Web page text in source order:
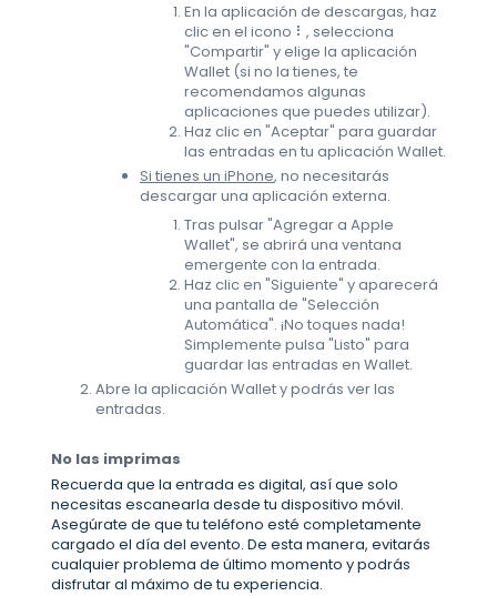
En la aplicación de descargas, haz
clic en el icono ⠇, selecciona
"Compartir" y elige la aplicación
Wallet (si no la tienes, te
recomendamos algunas
aplicaciones que puedes utilizar).
Haz clic en "Aceptar" para guardar
las entradas en tu aplicación Wallet.
Si tienes un iPhone, no necesitarás
descargar una aplicación externa.
Tras pulsar "Agregar a Apple
Wallet", se abrirá una ventana
emergente con la entrada.
Haz clic en "Siguiente" y aparecerá
una pantalla de "Selección
Automática". ¡No toques nada!
Simplemente pulsa "Listo" para
guardar las entradas en Wallet.
Abre la aplicación Wallet y podrás ver las
entradas.
No las imprimas
Recuerda que la entrada es digital, así que solo
necesitas escanearla desde tu dispositivo móvil.
Asegúrate de que tu teléfono esté completamente
cargado el día del evento. De esta manera, evitarás
cualquier problema de último momento y podrás
disfrutar al máximo de tu experiencia.